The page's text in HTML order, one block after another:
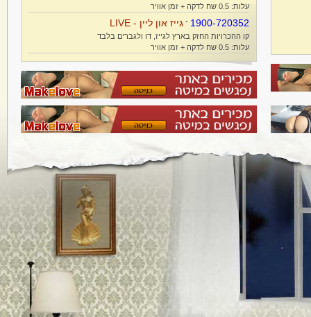
עלות: 0.5 שח לדקה + זמן אוויר
1900-720352
- גייז און ליין - LIVE
קו ההכרויות החזק בארץ לגייז, דו ולגברים בלבד
עלות: 0.5 שח לדקה + זמן אוויר